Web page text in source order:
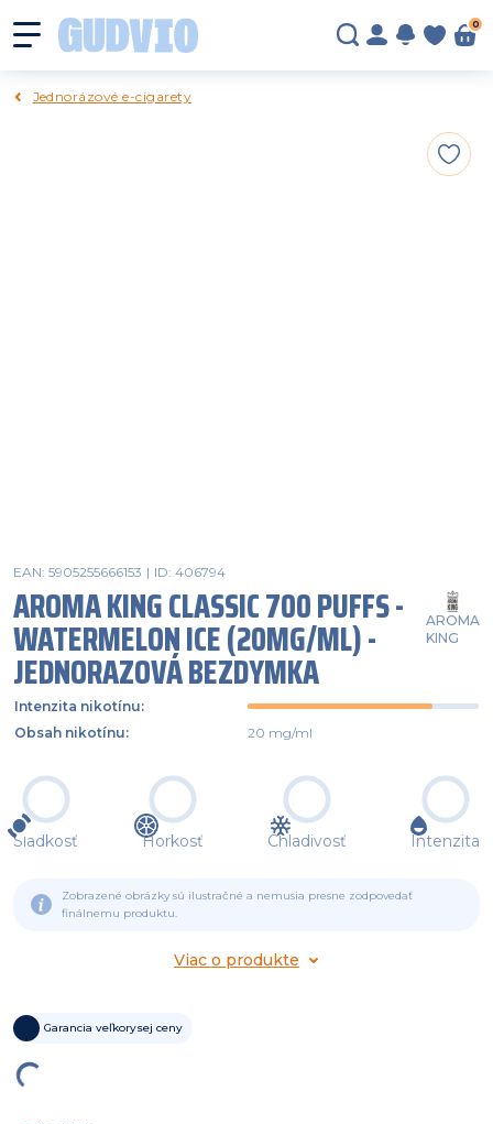
0
Jednorázové e-cigarety
EAN: 5905255666153 | ID: 406794
AROMA KING CLASSIC 700 PUFFS -
WATERMELON ICE (20MG/ML) -
JEDNORAZOVÁ BEZDYMKA
AROMA
KING
Intenzita nikotínu:
Obsah nikotínu: 20 mg/ml
Sladkosť Horkosť Chladivosť Intenzita
Zobrazené obrázky sú ilustračné a nemusia presne zodpovedať
finálnemu produktu.
Viac o produkte
Garancia veľkorysej ceny